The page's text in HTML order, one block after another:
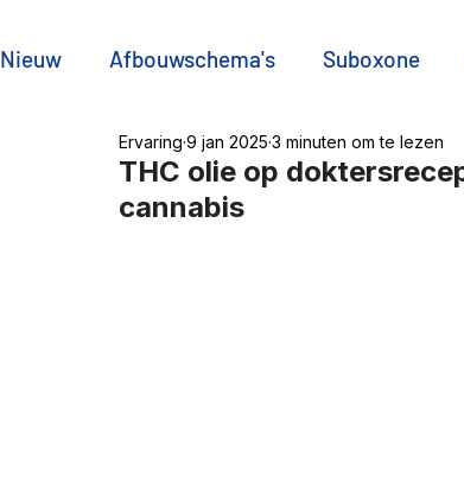
Nieuw Afbouwschema's Suboxone
Pijn, opiaten, THC olie DNA onderzoek
THC olie op
cannabis
Ervaring 9 jan 2025 3 minuten om te lezen